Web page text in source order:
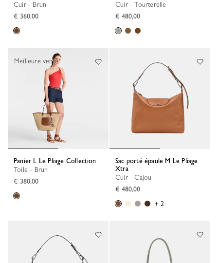
Cuir - Brun
€ 360,00
Cuir - Tourterelle
€ 480,00
Panier L Le Pliage Collection
Toile - Brun
€ 380,00
Meilleure vente
Sac porté épaule M Le Pliage
Xtra
Cuir - Cajou
€ 480,00
+ 2